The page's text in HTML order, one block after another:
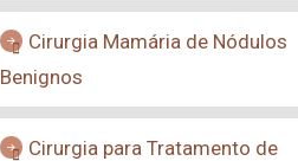
Cirurgia Mamária de Nódulos
Benignos
Cirurgia para Tratamento de